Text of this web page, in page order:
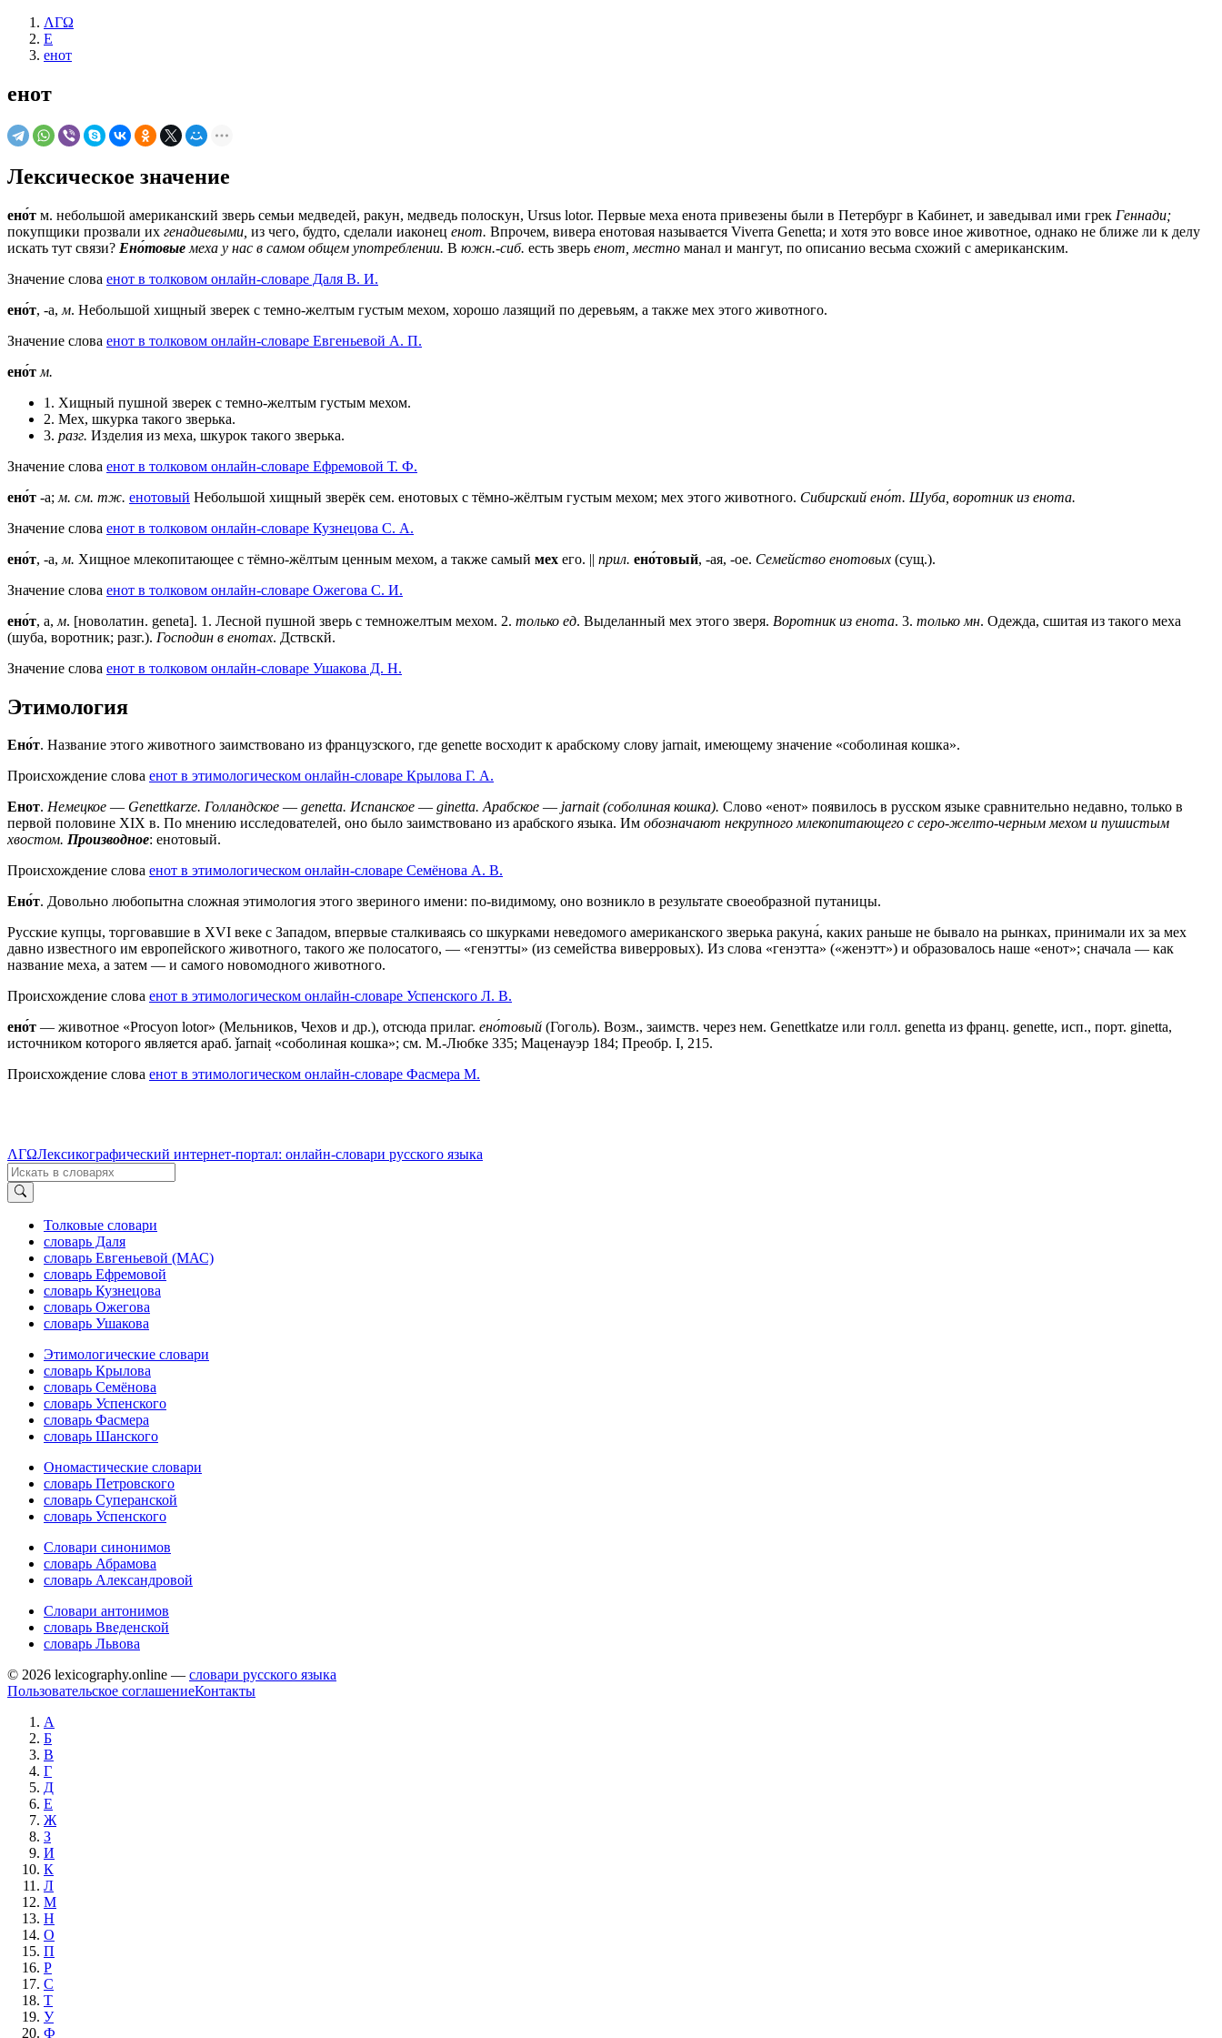
ΛΓΩ
Е
енот
енот
Лексическое значение
ено́т м. небольшой американский зверь семьи медведей, ракун, медведь полоскун, Ursus lotor. Первые меха енота привезены были в Петербург в Кабинет, и заведывал ими грек Геннади;
покупщики прозвали их генадиевыми, из чего, будто, сделали иаконец енот. Впрочем, вивера енотовая называется Viverra Genetta; и хотя это вовсе иное животное, однако не ближе ли к делу
искать тут связи? Ено́товые меха у нас в самом общем употреблении. В южн.-сиб. есть зверь енот, местно манал и мангут, по описанио весьма схожий с американским.
Значение слова енот в толковом онлайн-словаре Даля В. И.
ено́т, -а, м. Небольшой хищный зверек с темно-желтым густым мехом, хорошо лазящий по деревьям, а также мех этого животного.
Значение слова енот в толковом онлайн-словаре Евгеньевой А. П.
ено́т м.
1. Хищный пушной зверек с темно-желтым густым мехом.
2. Мех, шкурка такого зверька.
3. разг. Изделия из меха, шкурок такого зверька.
Значение слова енот в толковом онлайн-словаре Ефремовой Т. Ф.
ено́т -а; м. см. тж. енотовый Небольшой хищный зверёк сем. енотовых с тёмно-жёлтым густым мехом; мех этого животного. Сибирский ено́т. Шуба, воротник из енота.
Значение слова енот в толковом онлайн-словаре Кузнецова С. А.
ено́т, -а, м. Хищное млекопитающее с тёмно-жёлтым ценным мехом, а также самый мех его. || прил. ено́товый, -ая, -ое. Семейство енотовых (сущ.).
Значение слова енот в толковом онлайн-словаре Ожегова C. И.
ено́т, а, м. [новолатин. geneta]. 1 . Лесной пушной зверь с темножелтым мехом. 2. только ед. Выделанный мех этого зверя. Воротник из енота. 3. только мн. Одежда, сшитая из такого меха
(шуба, воротник; разг.). Господин в енотах. Дствскй.
Значение слова енот в толковом онлайн-словаре Ушакова Д. Н.
Этимология
Ено́т. Название этого животного заимствовано из французского, где genette восходит к арабскому слову jarnait, имеющему значение «соболиная кошка».
Происхождение слова енот в этимологическом онлайн-словаре Крылова Г. А.
Енот. Немецкое — Genettkarze. Голландское — genetta. Испанское — ginetta. Арабское — jarnait (соболиная кошка). Слово «енот» появилось в русском языке сравнительно недавно, только в
первой половине XIX в. По мнению исследователей, оно было заимствовано из арабского языка. Им обозначают некрупного млекопитающего с серо-желто-черным мехом и пушистым
хвостом. Производное: енотовый.
Происхождение слова енот в этимологическом онлайн-словаре Семёнова А. В.
Ено́т. Довольно любопытна сложная этимология этого звериного имени: по-видимому, оно возникло в результате своеобразной путаницы.
Русские купцы, торговавшие в XVI веке с Западом, впервые сталкиваясь со шкурками неведомого американского зверька ракуна́, каких раньше не бывало на рынках, принимали их за мех
давно известного им европейского животного, такого же полосатого, — «генэтты» (из семейства виверровых). Из слова «генэтта» («женэтт») и образовалось наше «енот»; сначала — как
название меха, а затем — и самого новомодного животного.
Происхождение слова енот в этимологическом онлайн-словаре Успенского Л. В.
ено́т — животное «Procyon lotor» (Мельников, Чехов и др.), отсюда прилаг. ено́товый (Гоголь). Возм., заимств. через нем. Genettkatze или голл. genetta из франц. genette, исп., порт. ginetta,
источником которого является араб. ǰarnaiṭ «соболиная кошка»; см. М.-Любке 335; Маценауэр 184; Преобр. I, 215.
Происхождение слова енот в этимологическом онлайн-словаре Фасмера М.
ΛΓΩЛексикографический интернет-портал: онлайн-словари русского языка
Толковые словари
словарь Даля
словарь Евгеньевой (МАС)
словарь Ефремовой
словарь Кузнецова
словарь Ожегова
словарь Ушакова
Этимологические словари
словарь Крылова
словарь Семёнова
словарь Успенского
словарь Фасмера
словарь Шанского
Ономастические словари
словарь Петровского
словарь Суперанской
словарь Успенского
Словари синонимов
словарь Абрамова
словарь Александровой
Словари антонимов
словарь Введенской
словарь Львова
© 2026 lexicography.online — словари русского языка
Пользовательское соглашениеКонтакты
А
Б
В
Г
Д
Е
Ж
З
И
К
Л
М
Н
О
П
Р
С
Т
У
Ф